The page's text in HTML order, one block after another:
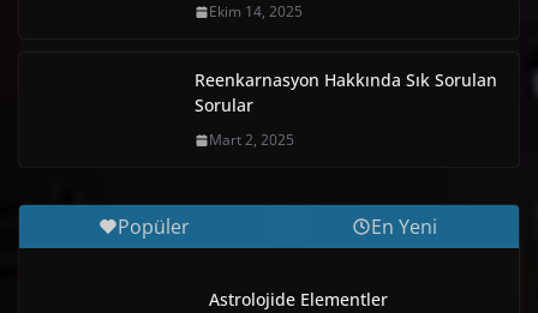
Ekim 14, 2025
Reenkarnasyon Hakkında Sık Sorulan
Sorular
Mart 2, 2025
Popüler En Yeni
Astrolojide Elementler